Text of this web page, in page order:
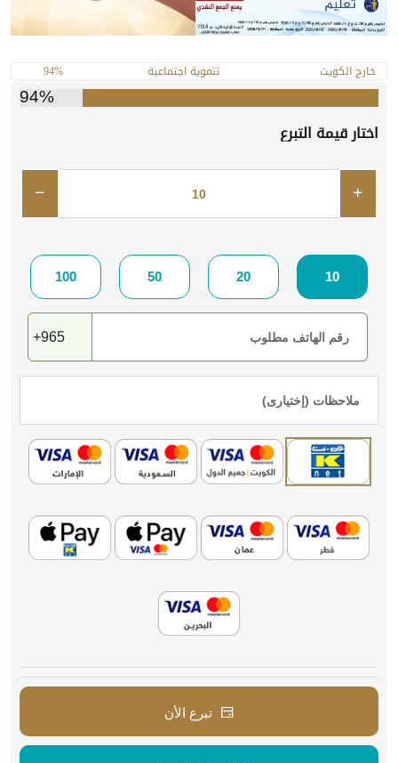
خارج الكويت تنموية اجتماعية 94%
94%
اختار قيمة التبرع
10
20
50
100
تبرع الأن